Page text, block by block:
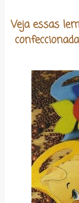
Veja essas